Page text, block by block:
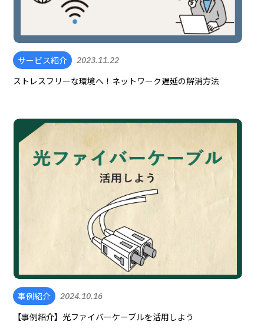
サービス紹介 2023.11.22
ストレスフリーな環境へ！ネットワーク遅延の解消方法
事例紹介 2024.10.16
【事例紹介】光ファイバーケーブルを活用しよう